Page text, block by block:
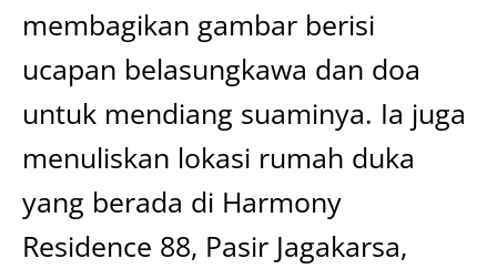
membagikan gambar berisi
ucapan belasungkawa dan doa
untuk mendiang suaminya. Ia juga
menuliskan lokasi rumah duka
yang berada di Harmony
Residence 88, Pasir Jagakarsa,